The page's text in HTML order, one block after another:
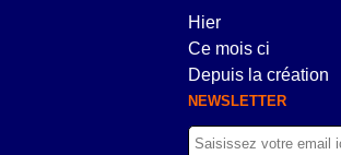
Hier
Ce mois ci
Depuis la création
NEWSLETTER